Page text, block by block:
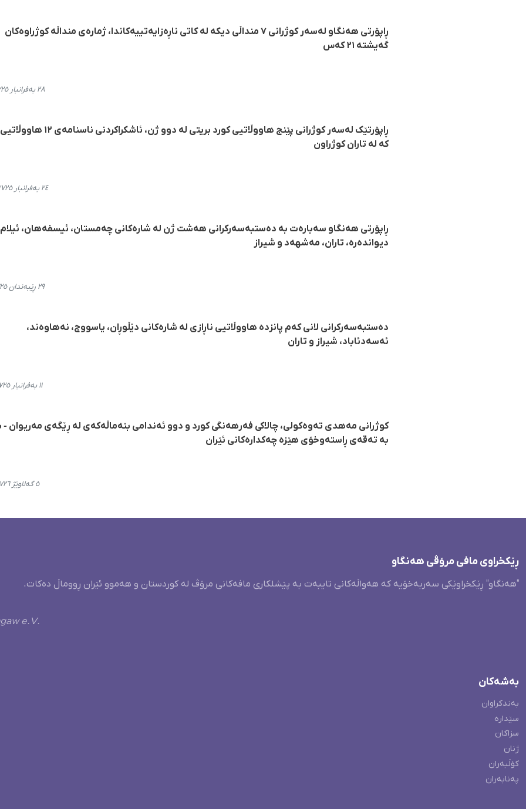
ڕاپۆرتی هەنگاو لەسەر کوژرانی ٧ منداڵی دیکە لە کاتی ناڕەزایەتییەکاندا، ژمارەی منداڵە کوژراوەکان
گەیشتە ٢١ کەس
٢٨ بەفرانبار ٢٧٢٥، ٠١:٠٢
ڕاپۆرتێک لەسەر کوژرانی پێنج هاووڵاتیی کورد بریتی لە دوو ژن،
کە لە تاران کوژراون
٢٤ بەفرانبار ٢٧٢٥، ١٨:٤٣
ڕاپۆرتی هەنگاو سەبارەت بە دەستبەسەرکرانی هەشت ژن لە شارەکانی چەمستان، ئیسفەهان،
دیواندەرە، تاران، مەشهەد و شیراز
٢٩ ڕێبەندان ٢٧٢٥، ١٩:١٠
دەستبەسەرکرانی لانی کەم پانزدە هاووڵاتیی ناڕازی لە شارەکانی دێڵوڕان، یاسووج، نەهاوەند،
ئەسەدئاباد، شیراز و تاران
١١ بەفرانبار ٢٧٢٥، ٠٠:٤٢
کوژرانی مەهدی تەوەکولی، چالاکی فەرهەنگی کورد و دوو ئەندامی بنەماڵەکەی لە ڕێگەی مەریوان -
بە تەقەی ڕاستەوخۆی هێزە چەکدارەکانی ئێران
٥ گەلاوێژ ٢٧٢٦، ١٨:٠٧
ڕێکخراوی مافی مرۆڤی هەنگاو
"هەنگاو" ڕێکخراوێکی سەربەخۆیە کە هەواڵەکانی تایبەت بە پێشلکاری مافەکانی مرۆڤ لە کوردستان و هەموو ئێران ڕووماڵ دەکات.
e.V.
بەشەکان
بەندکراوان
سێدارە
سزاکان
ژنان
کۆڵبەران
پەنابەران